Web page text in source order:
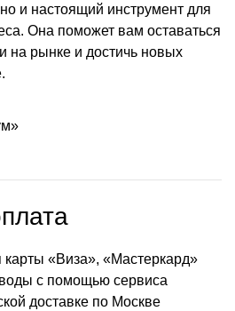
и настоящий инструмент для
Она поможет вам оставаться
на рынке и достичь новых
«Виза», «Мастеркард»
с помощью сервиса
доставке по Москве